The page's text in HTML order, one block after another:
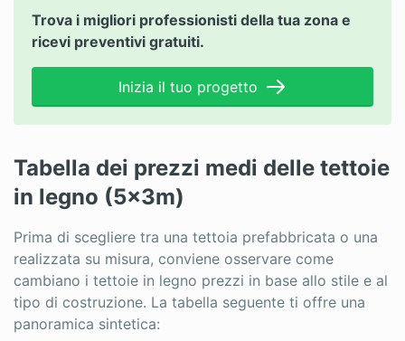
Trova i migliori professionisti della tua zona e
ricevi preventivi gratuiti.
Inizia il tuo progetto
Tabella dei prezzi medi delle tettoie
in legno (5x3m)
Prima di scegliere tra una tettoia prefabbricata o una
realizzata su misura, conviene osservare come
cambiano i tettoie in legno prezzi in base allo stile e al
tipo di costruzione. La tabella seguente ti offre una
panoramica sintetica: